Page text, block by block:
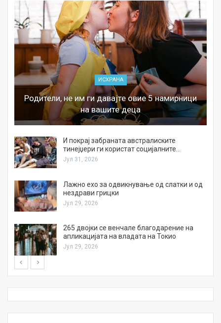
ИСХРАНА
Родители, не им ги давајте овие 5 намирници
на вашите деца
И покрај забраната австралиските
тинејџери ги користат социјалните…
Јул 31, 2026
Лажно ехо за одвикнување од слатки и од
нездрави грицки
Јул 29, 2026
265 двојки се венчале благодарение на
апликацијата на владата на Токио
Јул 29, 2026